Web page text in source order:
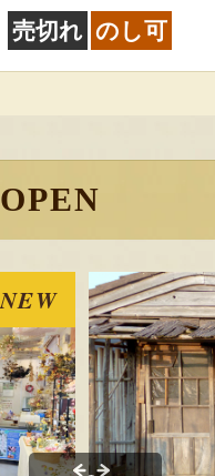
売切れ のし可
NEW